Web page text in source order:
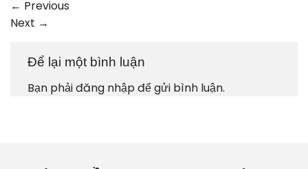
← Previous
Next →
Để lại một bình luận
Bạn phảiđăng nhậpđể gửi bình luận.